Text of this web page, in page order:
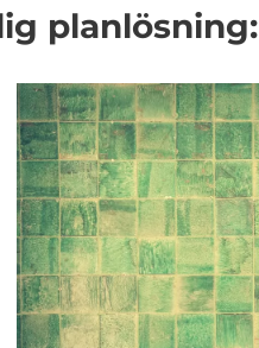
planlösning: